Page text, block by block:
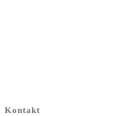
Kontakt